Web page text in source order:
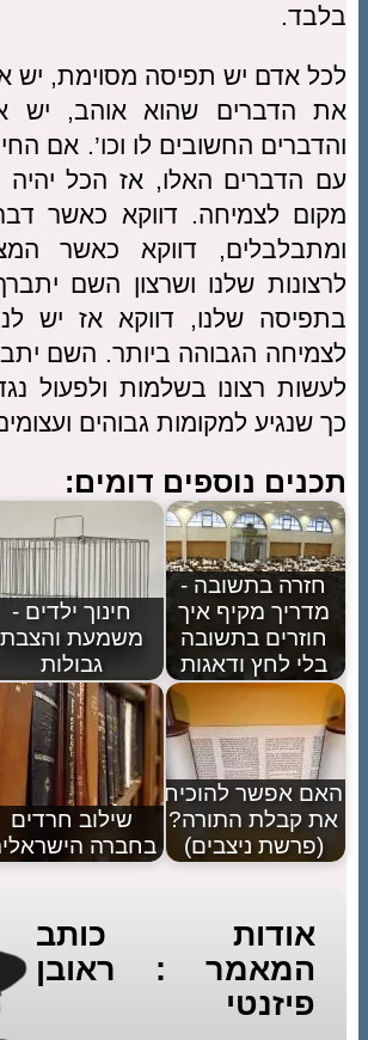
בלבד.
לכל אדם יש תפיסה מסוימת, יש
את הדברים שהוא אוהב, יש
והדברים החשובים לו וכו’. אם
עם הדברים האלו, אז הכל יהיה
מקום לצמיחה. דווקא כאשר
ומתבלבלים, דווקא כאשר
לרצונות שלנו ושרצון השם
בתפיסה שלנו, דווקא אז יש
לצמיחה הגבוהה ביותר. השם
לעשות רצונו בשלמות ולפעול
כך שנגיע למקומות גבוהים
תכנים נוספים דומים:
חזרה בתשובה -
מדריך מקיף איך
חוזרים בתשובה
בלי לחץ ודאגות
חינוך ילדים -
משמעת והצבת
גבולות
האם אפשר להוכיח
את קבלת התורה?
(פרשת ניצבים)
שילוב חרדים
בחברה
אודות כותב
המאמר : ראובן
פיזנטי